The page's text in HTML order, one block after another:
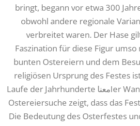
bringt, begann vor etwa 300
obwohl andere regionale
verbreitet waren. Der Hase
Faszination für diese Figur
bunten Ostereiern und dem
religiösen Ursprung des Festes
Laufe der Jahrhunderte معناIer Wandel entfaltet haben. Die Beliebtheit des Osterhasens und der
Ostereiersuche zeigt, dass das
Die Bedeutung des Osterfestes